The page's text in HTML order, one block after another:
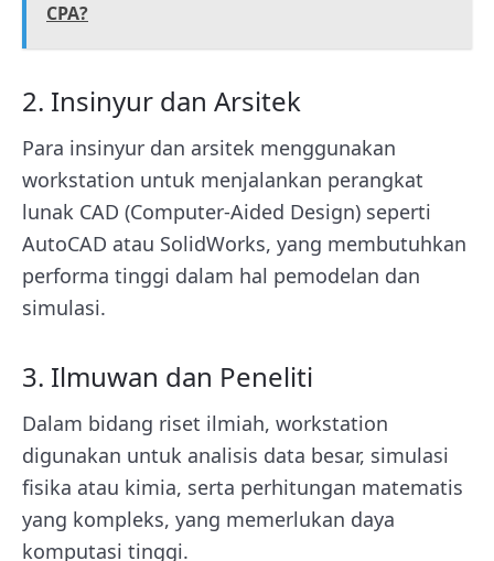
CPA?
2. Insinyur dan Arsitek
Para insinyur dan arsitek menggunakan
workstation untuk menjalankan perangkat
lunak CAD (Computer-Aided Design) seperti
AutoCAD atau SolidWorks, yang membutuhkan
performa tinggi dalam hal pemodelan dan
simulasi.
3. Ilmuwan dan Peneliti
Dalam bidang riset ilmiah, workstation
digunakan untuk analisis data besar, simulasi
fisika atau kimia, serta perhitungan matematis
yang kompleks, yang memerlukan daya
komputasi tinggi.